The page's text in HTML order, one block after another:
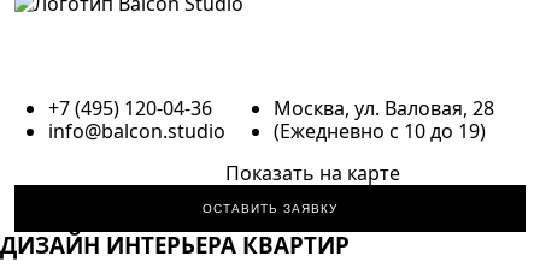
+7 (495) 120-04-36
info@balcon.studio
Москва, ул. Валовая, 28
(Ежедневно с 10 до 19)
Показать на карте
ОСТАВИТЬ ЗАЯВКУ
ДИЗАЙН ИНТЕРЬЕРА КВАРТИР